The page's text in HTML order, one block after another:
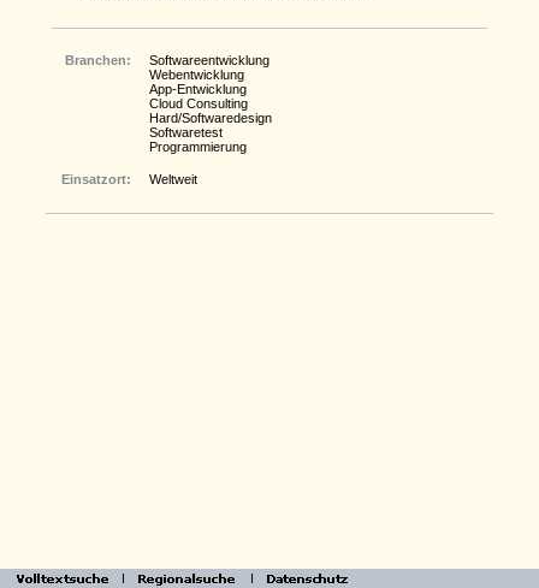
Branchen:
Softwareentwicklung
Webentwicklung
App-Entwicklung
Cloud Consulting
Hard/Softwaredesign
Softwaretest
Programmierung
Einsatzort: Weltweit